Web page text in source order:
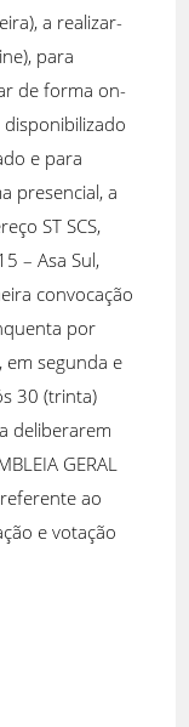
a realizar-
para
de forma on-
e para
presencial, a
ST SCS,
– Asa Sul,
convocação
por
em segunda e
30 (trinta)
deliberarem
GERAL
ao
e votação